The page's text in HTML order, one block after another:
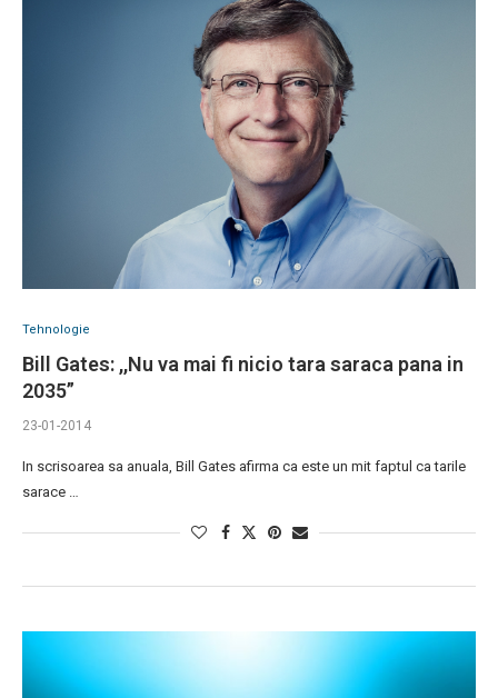
Tehnologie
Bill Gates: ,,Nu va mai fi nicio tara saraca pana in
2035”
23-01-2014
In scrisoarea sa anuala, Bill Gates afirma ca este un mit faptul ca tarile
sarace …